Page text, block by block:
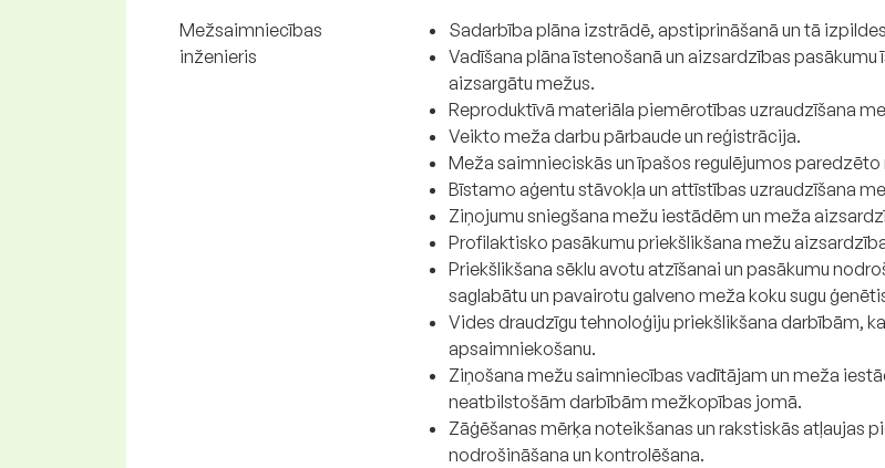
Mežsaimniecības
inženieris
Sadarbība plāna izstrādē, apstiprināšanā un tā
Vadīšana plāna īstenošanā un aizsardzības pasākumu
aizsargātu mežus.
Reproduktīvā materiāla piemērotības uzraudzīšana
Veikto meža darbu pārbaude un reģistrācija.
Meža saimnieciskās un īpašos regulējumos paredzēto
Bīstamo aģentu stāvokļa un attīstības uzraudzīšana
Ziņojumu sniegšana mežu iestādēm un meža
Profilaktisko pasākumu priekšlikšana mežu
Priekšlikšana sēklu avotu atzīšanai un pasākumu
saglabātu un pavairotu galveno meža koku sugu
Vides draudzīgu tehnoloģiju priekšlikšana darbībām,
apsaimniekošanu.
Ziņošana mežu saimniecības vadītājam un meža
neatbilstošām darbībām mežkopības jomā.
Zāģēšanas mērķa noteikšanas un rakstiskās atļaujas
nodrošināšana un kontrolēšana.